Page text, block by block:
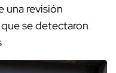
una revisión
se detectaron